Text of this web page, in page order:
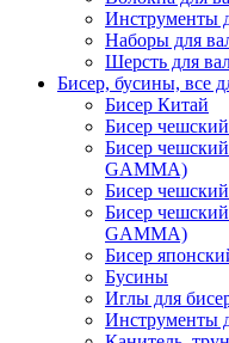
Инструменты
Наборы для
Шерсть для
Бисер, бусины, все
Бисер Китай
Бисер
Бисер
GAMMA)
Бисер
Бисер
GAMMA)
Бисер
Бусины
Иглы для
Инструменты